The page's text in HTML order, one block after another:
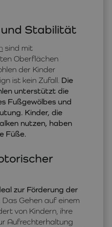
und Stabilität
sind mit
Oberflächen
der Kinder
ist kein Zufall. Die
unterstützt die
Fußgewölbes und
Kinder, die
nutzen, haben
Füße.
zur Förderung der
Das Gehen auf einem
von Kindern, ihre
Aufrechterhaltung